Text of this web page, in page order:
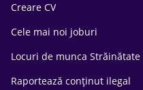
Creare CV
Cele mai noi joburi
Locuri de munca Străinătate
Raportează conținut ilegal